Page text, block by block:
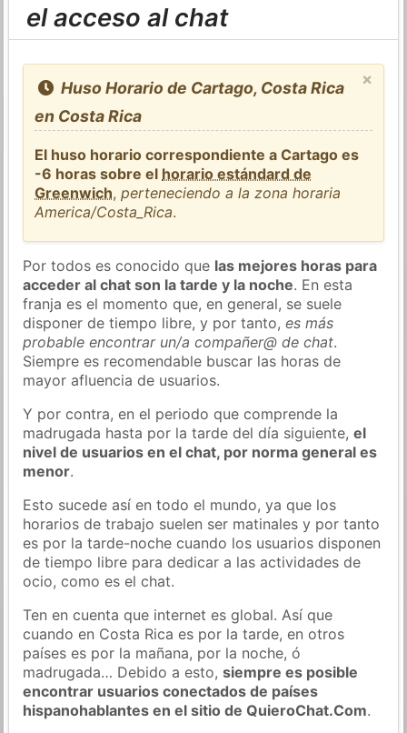
el acceso al chat
×
Huso Horario de Cartago, Costa Rica
en Costa Rica
El huso horario correspondiente a Cartago es
-6 horas sobre el horario estándard de
Greenwich,perteneciendo a la zona horaria
America/Costa_Rica.
Por todos es conocido que las mejores horas para
acceder al chat son la tarde y la noche. En esta
franja es el momento que, en general, se suele
disponer de tiempo libre, y por tanto,es más
probable encontrar un/a compañer@ de chat.
Siempre es recomendable buscar las horas de
mayor afluencia de usuarios.
Y por contra, en el periodo que comprende la
madrugada hasta por la tarde del día siguiente,el
nivel de usuarios en el chat, por norma general es
menor.
Esto sucede así en todo el mundo, ya que los
horarios de trabajo suelen ser matinales y por tanto
es por la tarde-noche cuando los usuarios disponen
de tiempo libre para dedicar a las actividades de
ocio, como es el chat.
Ten en cuenta que internet es global. Así que
cuando en Costa Rica es por la tarde, en otros
países es por la mañana, por la noche, ó
madrugada… Debido a esto,siempre es posible
encontrar usuarios conectados de países
hispanohablantes en el sitio de QuieroChat.Com.